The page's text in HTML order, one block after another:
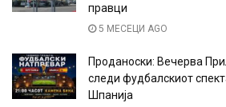
правци
5 МЕСЕЦИ AGO
Проданоски: Вечерва
следи фудбалскиот
Шпанија